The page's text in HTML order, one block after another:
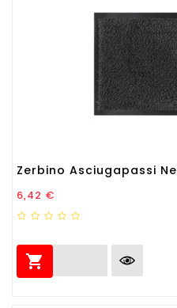
Zerbino Asciugapassi
Prezzo
6,42 €
